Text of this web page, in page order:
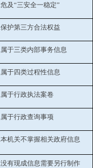
危及“三安全一稳定”
保护第三方合法权益
属于三类内部事务信息
属于四类过程性信息
属于行政执法案卷
属于行政查询事项
本机关不掌握相关政府信息
没有现成信息需要另行制作